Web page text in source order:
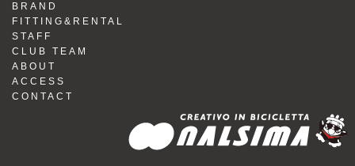
BRAND
FITTING&RENTAL
STAFF
CLUB TEAM
ABOUT
ACCESS
CONTACT